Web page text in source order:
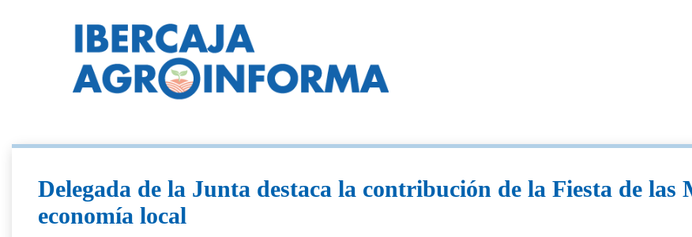
Delegada de la Junta destaca la contribución de la Fiesta de
economía local